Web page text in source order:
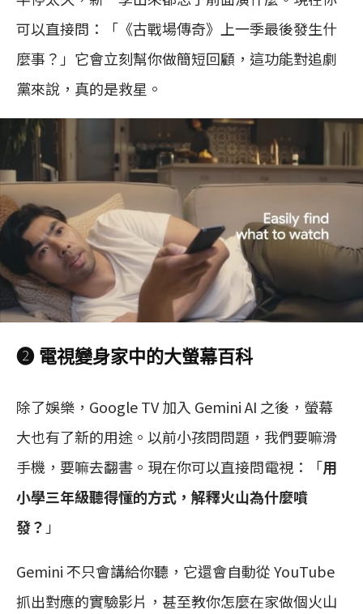
可以直接問：「《古戰場傳奇》上一季最後發生什
麼事？」它會立刻幫你做簡短回顧，這功能對追劇
黨來說，真的是救星。
❷ 電視變身家中的大螢幕百科
除了娛樂，Google TV 加入 Gemini AI 之後，螢幕
大也有了新的用途。以前小孩問問題，我們要嘛滑
手機，要嘛去翻書。現在你可以直接問電視：「用
小學三年級聽得懂的方式，解釋火山為什麼噴
發？ 」
Gemini 不只會講給你聽，它還會自動從 YouTube
抓出對應的實驗影片，甚至教你怎麼在家做個火山